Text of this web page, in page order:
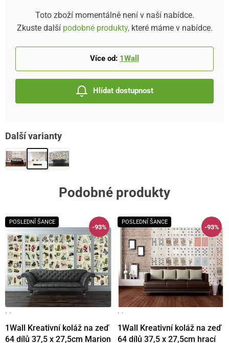
Toto zboží momentálně není v naší nabídce.
Zkuste další podobné produkty,které máme v nabídce.
Více od: 1Wall
Hlídat dostupnost
Další varianty
Podobné produkty
POSLEDNÍ ŠANCE
-93%
· ·
1Wall Kreativní koláž na zeď
64 dílů 37,5 x 27,5cm Marion
POSLEDNÍ ŠANCE
-93%
· ·
1Wall Kreativní koláž na zeď
64 dílů 37,5 x 27,5cm hrací